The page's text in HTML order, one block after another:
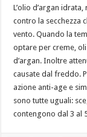
L’olio d’argan
contro la secchezza
vento. Quando la
optare per creme,
d’argan. Inoltre
causate dal freddo.
azione anti-age e
sono tutte uguali:
contengono dal 3 al